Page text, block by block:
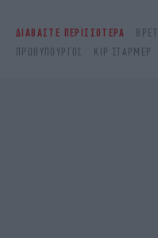
ΔΙΑΒΑΣΤΕ ΠΕΡΙΣΣΟΤΕΡΑ
ΠΡΩΘΥΠΟΥΡΓΌΣ
ΚΙΡ ΣΤΑΡΜΕΡ